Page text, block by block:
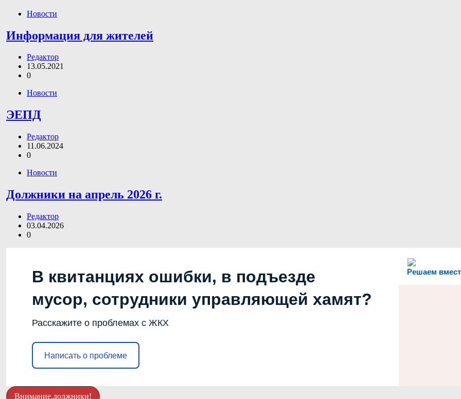
Новости
Информация для жителей
Редактор
13.05.2021
0
Новости
ЭЕПД
Редактор
11.06.2024
0
Новости
Должники на апрель 2026 г.
Редактор
03.04.2026
0
Решаем
В квитанциях ошибки, в подъезде
мусор, сотрудники управляющей хамят?
Расскажите о проблемах с ЖКХ
Написать о проблеме
Внимание,должники!